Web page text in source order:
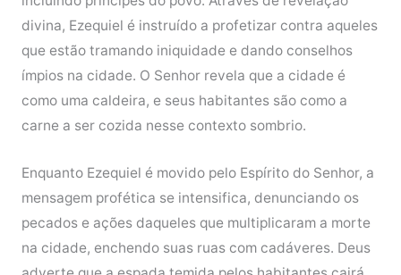
divina, Ezequiel é instruído a profetizar contra aqueles
que estão tramando iniquidade e dando conselhos
ímpios na cidade. O Senhor revela que a cidade é
como uma caldeira, e seus habitantes são como a
carne a ser cozida nesse contexto sombrio.
Enquanto Ezequiel é movido pelo Espírito do Senhor, a
mensagem profética se intensifica, denunciando os
pecados e ações daqueles que multiplicaram a morte
na cidade, enchendo suas ruas com cadáveres. Deus